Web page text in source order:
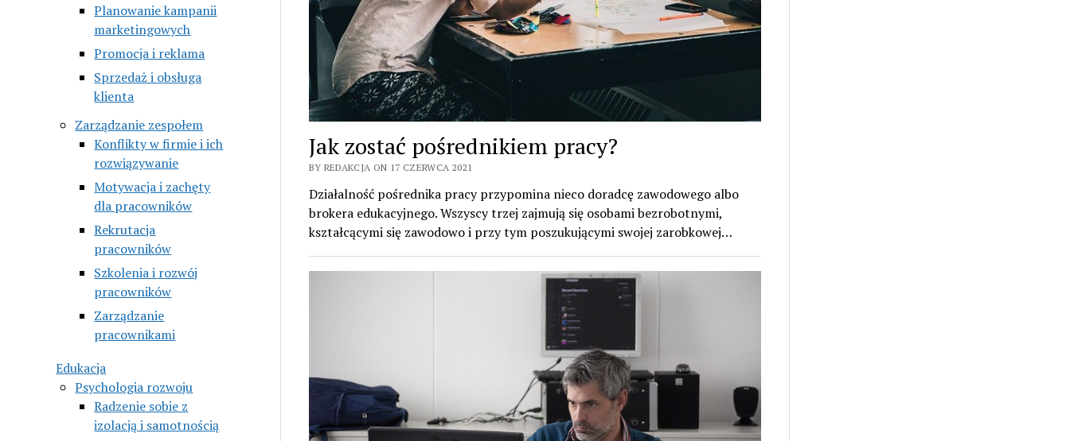
Planowanie kampanii
marketingowych
Promocja i reklama
Sprzedaż i obsługa
klienta
Zarządzanie zespołem
Konflikty w firmie i ich
rozwiązywanie
Motywacja i zachęty
dla pracowników
Rekrutacja
pracowników
Szkolenia i rozwój
pracowników
Zarządzanie
pracownikami
Edukacja
Psychologia rozwoju
Radzenie sobie z
izolacją i samotnością
Jak zostać pośrednikiem pracy?
BY REDAKCJA ON 17 CZERWCA 2021
Działalność pośrednika pracy przypomina nieco doradcę zawodowego albo
brokera edukacyjnego. Wszyscy trzej zajmują się osobami bezrobotnymi,
kształcącymi się zawodowo i przy tym poszukującymi swojej zarobkowej…